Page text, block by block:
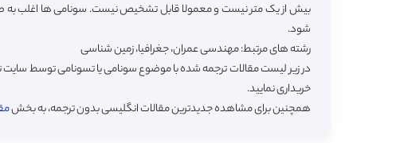
بیش از یک متر نیست و معمولا قابل تشخیص نیست. سونامی ها اغلب
شود.
رشته های مرتبط: مهندسی عمران، جغرافیا، زمین شناسی
در زیر لیست مقالات ترجمه شده با موضوع سونامی یا تسونامی توسط سایت
خریداری نمایید.
همچنین برای مشاهده جدیدترین مقالات انگلیسی بدون ترجمه، به بخش